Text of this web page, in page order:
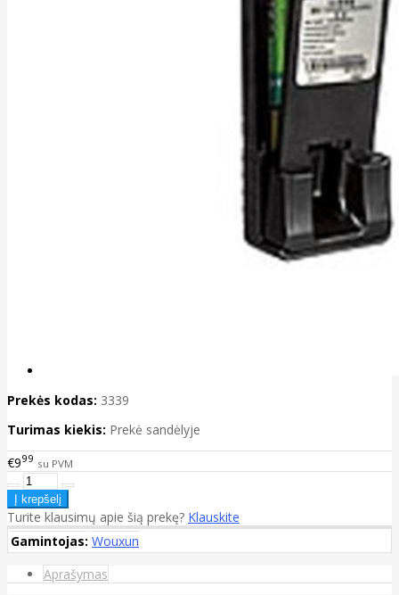
Prekės kodas: 3339
Turimas kiekis: Prekė sandėlyje
€999 su PVM
Turite klausimų apie šią prekę? Klauskite
Gamintojas: Wouxun
Aprašymas